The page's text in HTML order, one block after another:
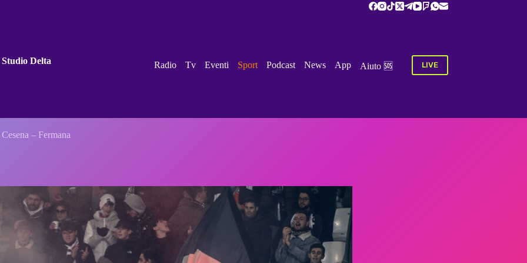
Delta Radio Tv Eventi Sport Podcast News App Aiuto‏‏‎ ‎🆘 ‎‎ LIVE
– Fermana